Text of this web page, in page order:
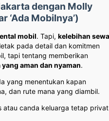
dengan Molly
‘Ada Mobilnya’)
mobil. Tapi, kelebihan sewa
pada detail dan komitmen
tapi tentang memberikan
aman dan nyaman.
yang menentukan kapan
dan rute mana yang diambil.
atau canda keluarga tetap